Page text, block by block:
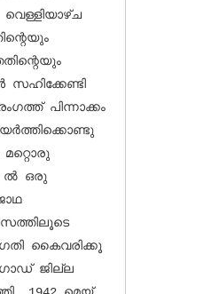
പിന്നാക്കം
ല്‍ ഒരു
കൈവരിക്കൂ